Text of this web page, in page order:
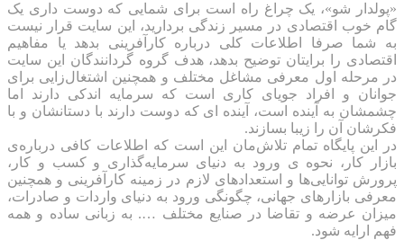
«پولدار شو»، یک چراغ راه است برای شمایی که دوست داری یک
گام خوب اقتصادی در مسیر زندگی بردارید، این سایت قرار نیست
به شما صرفا اطلاعات کلی درباره کارآفرینی بدهد یا مفاهیم
اقتصادی را برایتان توضیح بدهد، هدف گروه گردانندگان این سایت
در مرحله اول معرفی مشاغل مختلف و همچنین اشتغال‌زایی برای
جوانان و افراد جویای کاری است که سرمایه اندکی دارند اما
چشمشان به آینده است، آینده ای که دوست دارند با دستانشان و با
فکرشان آن را زیبا بسازند.
در این پایگاه تمام تلاش‌مان این است که ‌اطلاعات کافی درباره‌ی
بازار کار، نحوه ی ورود به دنیای سرمایه‌گذاری و کسب و کار،
پرورش توانایی‌ها و استعدادهای لازم در زمینه کارآفرینی و همچنین
معرفی بازارهای جهانی، چگونگی ورود به دنیای واردات و صادرات،
میزان عرضه و تقاضا در صنایع مختلف …. به زبانی ساده و همه
فهم ارایه شود.